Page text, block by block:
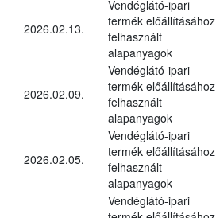
2026.02.13.
Vendéglátó-ipari
termék előállításához
felhasznált
alapanyagok
2026.02.09.
Vendéglátó-ipari
termék előállításához
felhasznált
alapanyagok
2026.02.05.
Vendéglátó-ipari
termék előállításához
felhasznált
alapanyagok
Vendéglátó-ipari